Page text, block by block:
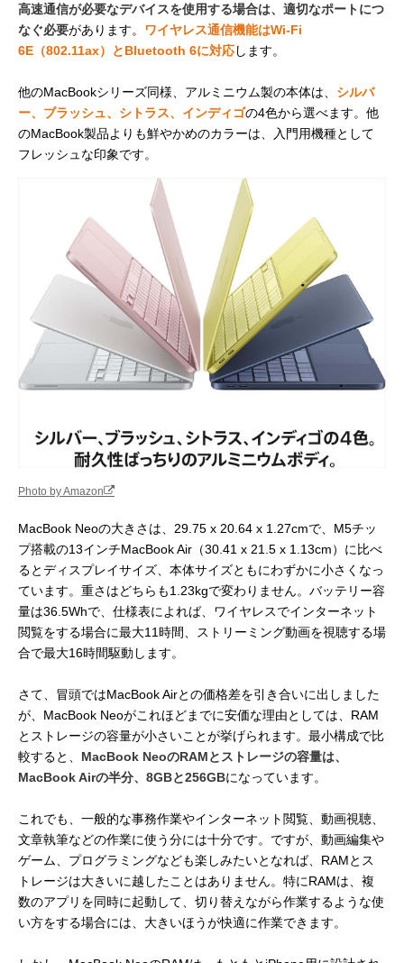
高速通信が必要なデバイスを使用する場合は、適切なポートにつ
なぐ必要があります。 ワイヤレス通信機能はWi - Fi
6E（802.11ax）とBluetooth 6に対応します。
他のMacBookシリーズ同様、アルミニウム製の本体は、 シルバ
ー、ブラッシュ、シトラス、インディゴの4色から選べます。他
のMacBook製品よりも鮮やかめのカラーは、入門用機種として
フレッシュな印象です。
Photo by Amazon
MacBook Neoの大きさは、29.75 x 20.64 x 1.27cmで、M5チッ
プ搭載の13インチMacBook Air（30.41 x 21.5 x 1.13cm）に比べ
るとディスプレイサイズ、本体サイズともにわずかに小さくなっ
ています。重さはどちらも1.23kgで変わりません。バッテリー容
量は36.5Whで、仕様表によれば、ワイヤレスでインターネット
閲覧をする場合に最大11時間、ストリーミング動画を視聴する場
合で最大16時間駆動します。
さて、冒頭ではMacBook Airとの価格差を引き合いに出しました
が、MacBook Neoがこれほどまでに安価な理由としては、RAM
とストレージの容量が小さいことが挙げられます。最小構成で比
較すると、 MacBook NeoのRAMとストレージの容量は、
MacBook Airの半分、8GBと256GBになっています。
これでも、一般的な事務作業やインターネット閲覧、動画視聴、
文章執筆などの作業に使う分には十分です。ですが、動画編集や
ゲーム、プログラミングなども楽しみたいとなれば、RAMとス
トレージは大きいに越したことはありません。特にRAMは、複
数のアプリを同時に起動して、切り替えながら作業するような使
い方をする場合には、大きいほうが快適に作業できます。